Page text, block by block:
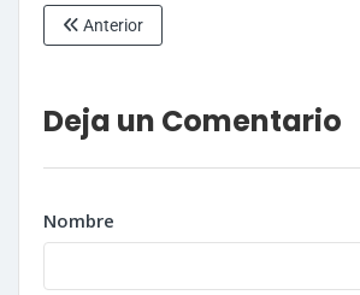
Anterior
Deja un Comentario
Nombre